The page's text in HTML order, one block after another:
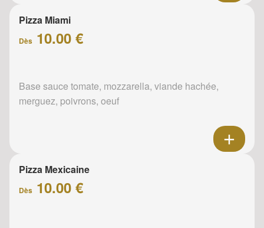
Pizza Miami
Dès 10.00 €
Base sauce tomate, mozzarella, viande hachée,
merguez, poivrons, oeuf
Pizza Mexicaine
Dès 10.00 €